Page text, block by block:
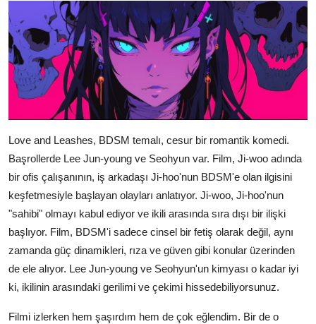
Love and Leashes, BDSM temalı, cesur bir romantik komedi.
Başrollerde Lee Jun-young ve Seohyun var. Film, Ji-woo adında
bir ofis çalışanının, iş arkadaşı Ji-hoo'nun BDSM'e olan ilgisini
keşfetmesiyle başlayan olayları anlatıyor. Ji-woo, Ji-hoo'nun
"sahibi" olmayı kabul ediyor ve ikili arasında sıra dışı bir ilişki
başlıyor. Film, BDSM'i sadece cinsel bir fetiş olarak değil, aynı
zamanda güç dinamikleri, rıza ve güven gibi konular üzerinden
de ele alıyor. Lee Jun-young ve Seohyun'un kimyası o kadar iyi
ki, ikilinin arasındaki gerilimi ve çekimi hissedebiliyorsunuz.
Filmi izlerken hem şaşırdım hem de çok eğlendim. Bir de o